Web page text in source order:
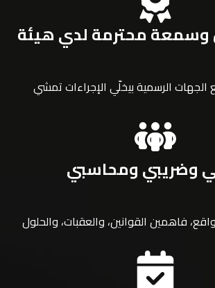
وسمعة محترمة لدي هيئة
الجهات الرسمية بيخلّي الإجراءات تمشي
وضريبي ومحاسبي
فاهمين القوانين، والعقبات، والحلول